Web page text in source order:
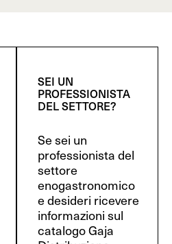
SEI UN
PROFESSIONISTA
DEL SETTORE?
Se sei un
professionista del
settore
enogastronomico
e desideri ricevere
informazioni sul
catalogo Gaja